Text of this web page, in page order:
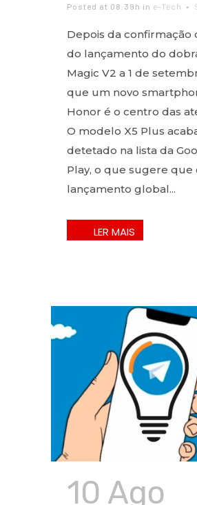
Posted at 08:39h in e-Tech
Depois da confirmação
do lançamento do
Magic V2 a 1 de
que um novo
Honor é o centro das
O modelo X5 Plus
detetado na lista da
Play, o que sugere que
lançamento global...
10 Ago